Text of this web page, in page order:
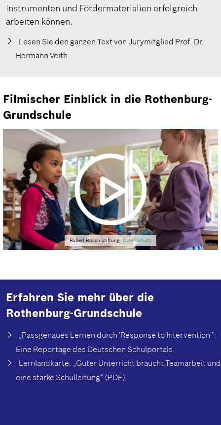
Instrumenten und Fördermaterialien erfolgreich
arbeiten können.
Lesen Sie den ganzen Text von Jurymitglied Prof. Dr.
Hermann Veith
Filmischer Einblick in die Rothenburg-
Grundschule
Robert Bosch Stiftung - Datenschutz
Erfahren Sie mehr über die
Rothenburg-Grundschule
„Passgenaues Lernen durch 'Response to Intervention'“:
Eine Reportage des Deutschen Schulportals
Lernlandkarte: „Guter Unterricht braucht Teamarbeit und
eine starke Schulleitung“ (PDF)